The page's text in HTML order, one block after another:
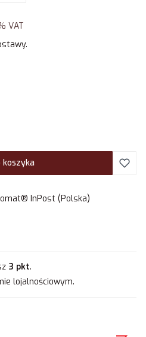
VAT
VAT
koszyka
InPost (Polska)
3 pkt.
lojalnościowym.